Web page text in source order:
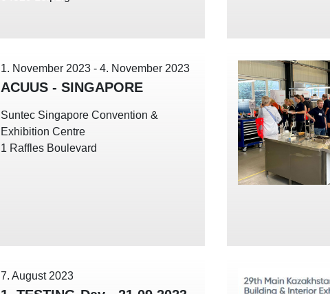
1. November 2023 - 4. November 2023
ACUUS - SINGAPORE
Suntec Singapore Convention &
Exhibition Centre
1 Raffles Boulevard
7. August 2023